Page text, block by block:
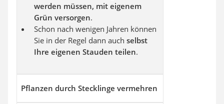
werden müssen, mit eigenem
Grün versorgen.
Schon nach wenigen Jahren können
Sie in der Regel dann auch selbst
Ihre eigenen Stauden teilen.
Pflanzen durch Stecklinge vermehren